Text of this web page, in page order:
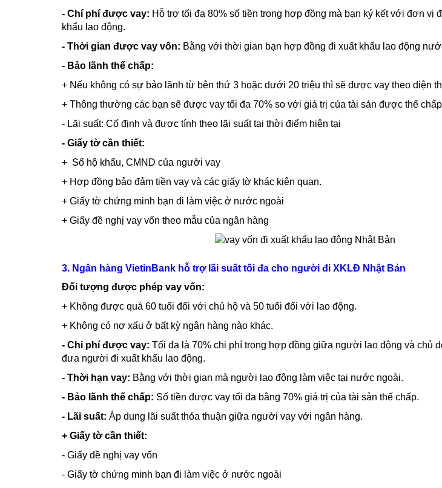
- Chí phí được vay: Hỗ trợ tối đa 80% số tiền trong hợp đồng mà bạn ký kết với đơn
khẩu lao động.
- Thời gian được vay vốn: Bằng với thời gian bạn hợp đồng đi xuất khẩu lao động
- Bảo lãnh thế chấp:
+ Nếu không có sự bảo lãnh từ bên thứ 3 hoặc dưới 20 triệu thì sẽ được vay theo diện
+ Thông thường các bạn sẽ được vay tối đa 70% so với giá trị của tài sản được thế
- Lãi suất: Cố định và được tính theo lãi suất tại thời điểm hiện tại
- Giấy tờ cần thiết:
+ Sổ hộ khẩu, CMND của người vay
+ Hợp đồng bảo đảm tiền vay và các giấy tờ khác kiên quan.
+ Giấy tờ chứng minh bạn đi làm việc ở nước ngoài
+ Giấy đề nghị vay vốn theo mẫu của ngân hàng
3. Ngân hàng VietinBank hỗ trợ lãi suất tối đa cho người đi XKLĐ Nhật Bản
Đối tượng được phép vay vốn:
+ Không được quá 60 tuổi đối với chủ hộ và 50 tuổi đối với lao động.
+ Không có nợ xấu ở bất kỳ ngân hàng nào khác.
- Chi phí được vay: Tối đa là 70% chi phí trong hợp đồng giữa người lao động và chủ
đưa người đi xuất khẩu lao động.
- Thời hạn vay: Bằng với thời gian mà người lao động làm việc tại nước ngoài.
- Bảo lãnh thế chấp: Số tiền được vay tối đa bằng 70% giá trị của tài sản thế chấp.
- Lãi suất: Áp dung lãi suất thỏa thuận giữa người vay với ngân hàng.
+ Giấy tờ cần thiết:
- Giấy đề nghị vay vốn
- Giấy tờ chứng minh bạn đi làm việc ở nước ngoài